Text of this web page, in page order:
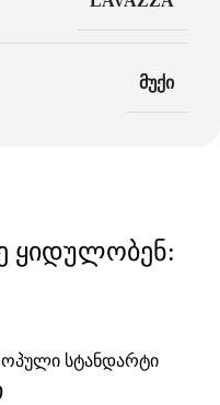
მუქი
ყიდულობენ:
სტანდარტი